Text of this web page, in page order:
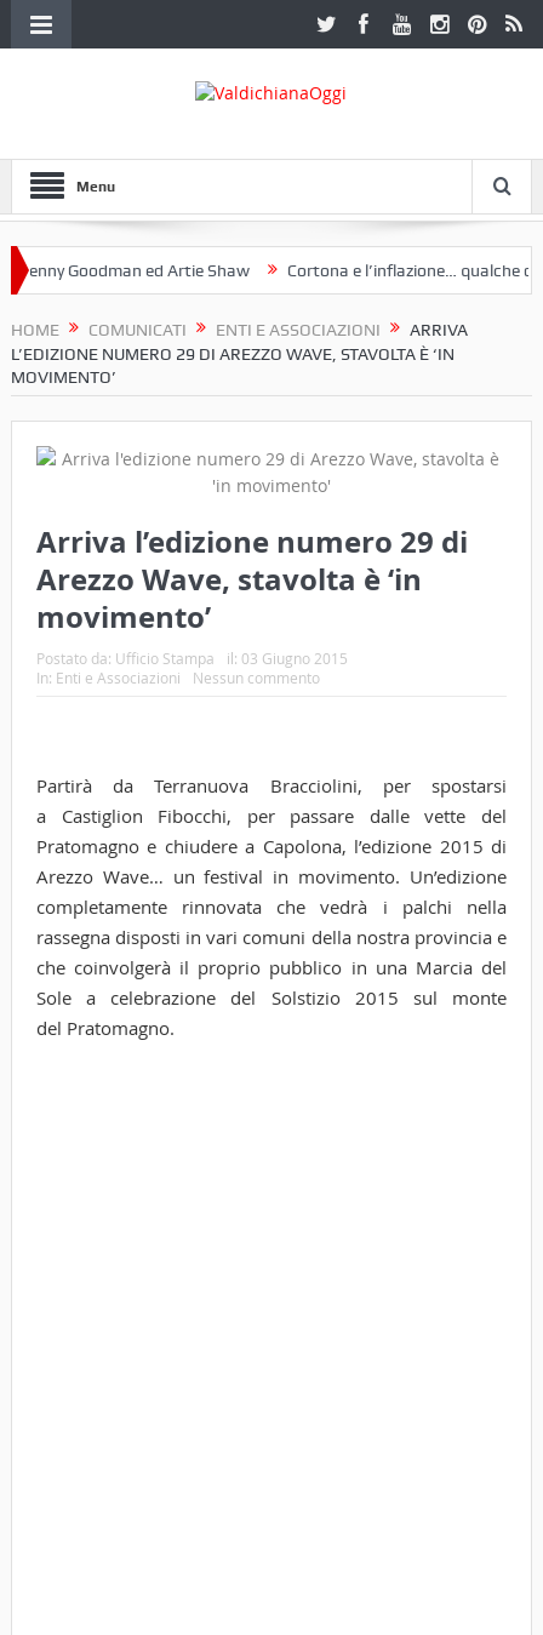
Menu
Goodman ed Artie Shaw Cortona e l’inflazione… qualche
HOME COMUNICATI ENTI E ASSOCIAZIONI
ARRIVA
L’EDIZIONE NUMERO 29 DI AREZZO WAVE, STAVOLTA È ‘IN
MOVIMENTO’
Arriva l’edizione numero 29 di
Arezzo Wave, stavolta è ‘in
movimento’
Postato da: Ufficio Stampa il: 03 Giugno 2015
In: Enti e Associazioni Nessun commento
Partirà da Terranuova Bracciolini, per spostarsi
a Castiglion Fibocchi, per passare dalle vette del
Pratomagno e chiudere a Capolona, l’edizione 2015 di
Arezzo Wave… un festival in movimento. Un’edizione
completamente rinnovata che vedrà i palchi nella
rassegna disposti in vari comuni della nostra provincia e
che coinvolgerà il proprio pubblico in una Marcia del
Sole a celebrazione del Solstizio 2015 sul monte
del Pratomagno.